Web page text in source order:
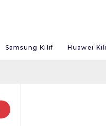
Samsung Kılıf Huawei